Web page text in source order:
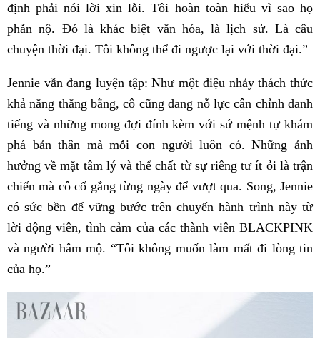
định phải nói lời xin lỗi. Tôi hoàn toàn hiểu vì sao họ
phẫn nộ. Đó là khác biệt văn hóa, là lịch sử. Là câu
chuyện thời đại. Tôi không thể đi ngược lại với thời đại.”
Jennie vẫn đang luyện tập: Như một điệu nhảy thách thức
khả năng thăng bằng, cô cũng đang nỗ lực cân chỉnh danh
tiếng và những mong đợi đính kèm với sứ mệnh tự khám
phá bản thân mà mỗi con người luôn có. Những ảnh
hưởng về mặt tâm lý và thể chất từ sự riêng tư ít ỏi là trận
chiến mà cô cố gắng từng ngày để vượt qua. Song, Jennie
có sức bền để vững bước trên chuyến hành trình này từ
lời động viên, tình cảm của các thành viên BLACKPINK
và người hâm mộ. “Tôi không muốn làm mất đi lòng tin
của họ.”